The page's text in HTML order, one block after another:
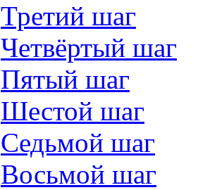
Третий шаг
Четвёртый шаг
Пятый шаг
Шестой шаг
Седьмой шаг
Восьмой шаг